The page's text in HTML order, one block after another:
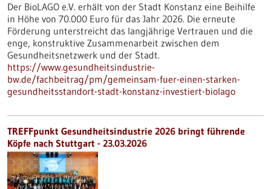
Der BioLAGO e.V. erhält von der Stadt Konstanz eine Beihilfe
in Höhe von 70.000 Euro für das Jahr 2026. Die erneute
Förderung unterstreicht das langjährige Vertrauen und die
enge, konstruktive Zusammenarbeit zwischen dem
Gesundheitsnetzwerk und der Stadt.
https://www.gesundheitsindustrie-
bw.de/fachbeitrag/pm/gemeinsam-fuer-einen-starken-
gesundheitsstandort-stadt-konstanz-investiert-biolago
TREFFpunkt Gesundheitsindustrie 2026 bringt führende
Köpfe nach Stuttgart - 23.03.2026